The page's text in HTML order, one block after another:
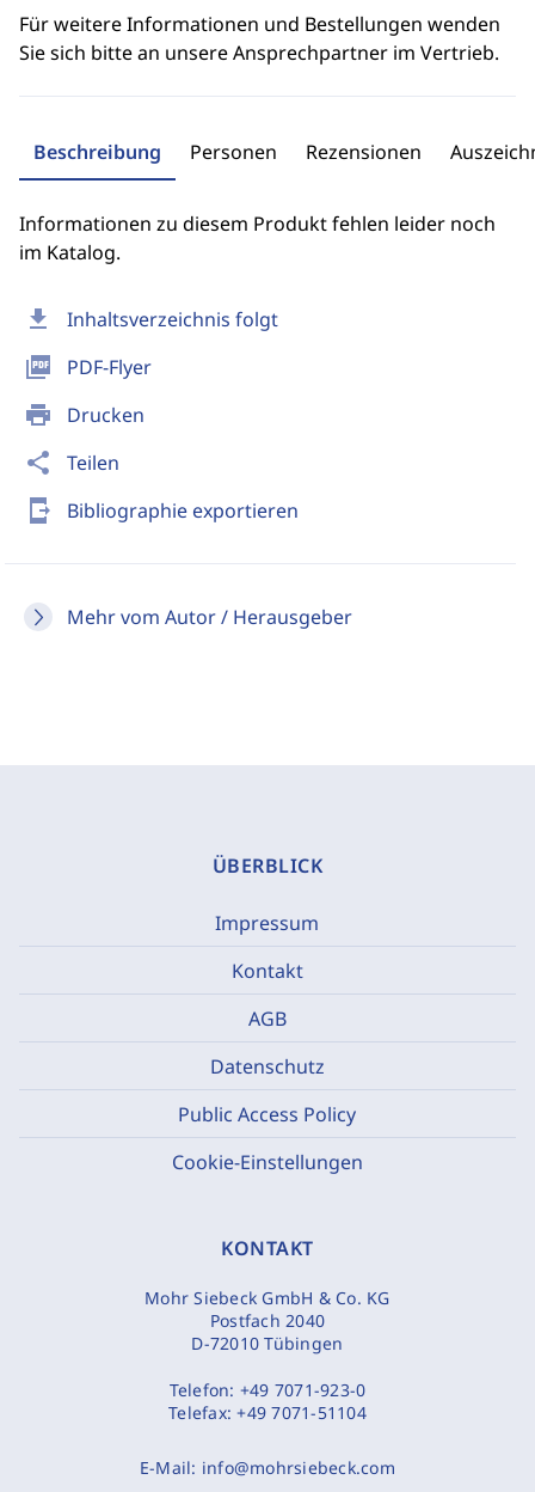
download Inhaltsverzeichnis folgt
picture_as_pdf PDF-Flyer
print Drucken
share Teilen
send_to_mobile Bibliographie exportieren
Mehr vom Autor / Herausgeber
Für weitere Informationen und Bestellungen wenden
Sie sich bitte an unsere Ansprechpartner im Vertrieb.
Beschreibung Personen Rezensionen
Informationen zu diesem Produkt fehlen leider noch
im Katalog.
ÜBERBLICK
Impressum
Kontakt
AGB
Datenschutz
Public Access Policy
Cookie-Einstellungen
KONTAKT
Mohr Siebeck GmbH & Co. KG
Postfach 2040
D-72010 Tübingen
Telefon: +49 7071-923-0
Telefax:+49 7071-51104
E-Mail: info@mohrsiebeck.com